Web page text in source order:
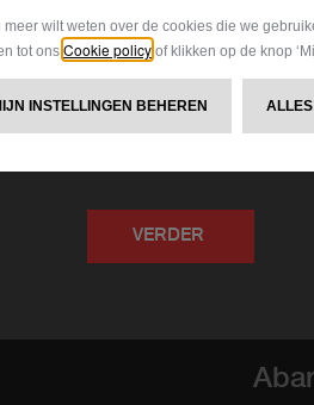
Ik geef toestemming
Ik geef toestemming
VERDER
meer wilt weten over de cookies die we
tot ons Cookie policy of klikken op de knop
MIJN INSTELLINGEN BEHEREN